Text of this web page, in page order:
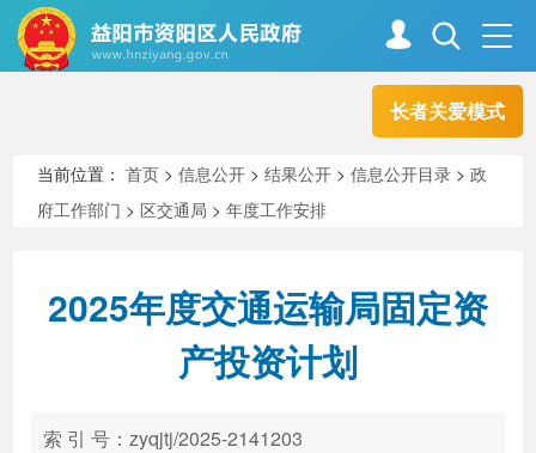
长者关爱模式
走进资阳
新闻中心 解读回应
政务服务
当前位置：首页 >信息公开 >结果公开 >信息公开目录 >政
府工作部门 > 区交通局 >年度工作安排
2025年度交通运输局固定资
产投资计划
索 引 号：zyqjtj/2025-2141203